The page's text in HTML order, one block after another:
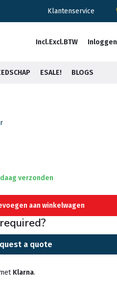
<30kg vanaf €75,-*
Klantenservice
Incl.Excl.BTW Inloggen
ESALE! BLOGS
verzonden
aan winkelwagen
a quote
Klarna.